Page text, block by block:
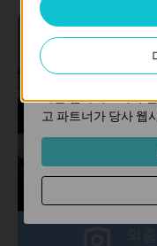
KidShield 앱
분석 쿠키는 웹사이
웹사이트에서의 사
입니다.
마케팅 쿠키는 귀하
다른 웹사이트에서
고 파트너가 당사 웹